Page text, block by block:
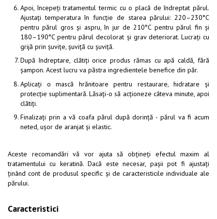
Apoi, începeți tratamentul termic cu o placă de îndreptat părul.
Ajustați temperatura în funcție de starea părului: 220–230°C
pentru părul gros și aspru, în jur de 210°C pentru părul fin și
180–190°C pentru părul decolorat și grav deteriorat. Lucrați cu
grijă prin șuvițe, șuviță cu șuviță.
După îndreptare, clătiți orice produs rămas cu apă caldă, fără
șampon. Acest lucru va păstra ingredientele benefice din păr.
Aplicați o mască hrănitoare pentru restaurare, hidratare și
protecție suplimentară. Lăsați-o să acționeze câteva minute, apoi
clătiți.
Finalizați prin a vă coafa părul după dorință - părul va fi acum
neted, ușor de aranjat și elastic.
Aceste recomandări vă vor ajuta să obțineți efectul maxim al
tratamentului cu keratină. Dacă este necesar, pașii pot fi ajustați
ținând cont de produsul specific și de caracteristicile individuale ale
părului.
Caracteristici